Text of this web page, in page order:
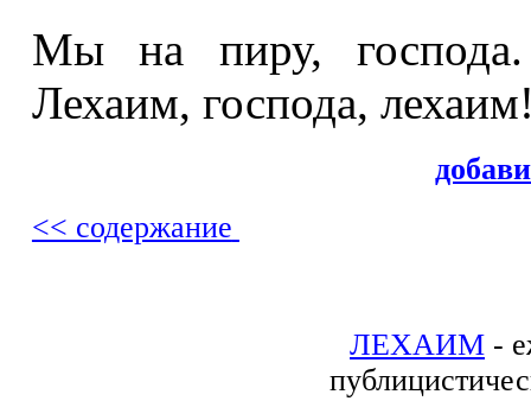
Мы на пиру,
Лехаим, господа,
<< содержание
ЛЕХАИМ -